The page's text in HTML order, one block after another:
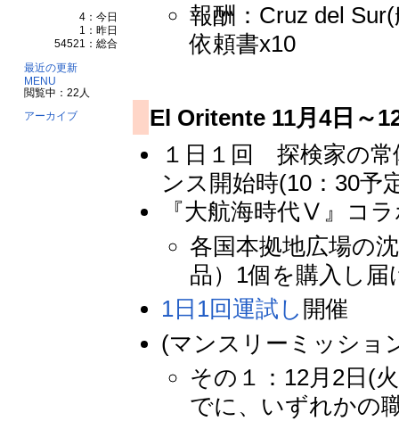
4：今日
1：昨日
54521：総合
最近の更新
MENU
閲覧中：22人
アーカイブ
報酬：Cruz del
依頼書x10
El Oritente 11月4日～
１日１回 探検家の常
ンス開始時(10：30予
『大航海時代Ⅴ』コ
各国本拠地広場の
品）1個を購入し
1日1回運試し 開催
(マンスリーミッショ
その１：12月2日(
でに、いずれかの